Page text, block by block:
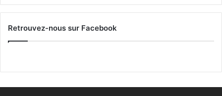
Retrouvez-nous sur Facebook